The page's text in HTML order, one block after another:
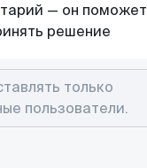
— он поможет
решение